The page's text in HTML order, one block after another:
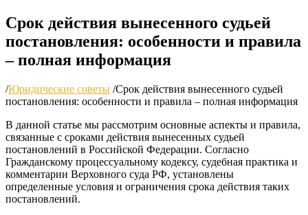
Срок действия вынесенного судьей
постановления: особенности и правила
– полная информация
/Юридические советы /Срок действия вынесенного судьей
постановления: особенности и правила – полная информация
В данной статье мы рассмотрим основные аспекты и правила,
связанные с сроками действия вынесенных судьей
постановлений в Российской Федерации. Согласно
Гражданскому процессуальному кодексу, судебная практика и
комментарии Верховного суда РФ, установлены
определенные условия и ограничения срока действия таких
постановлений.